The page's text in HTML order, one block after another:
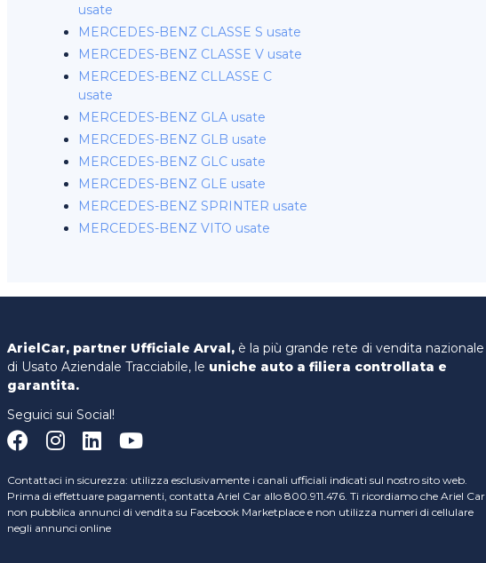
usate
MERCEDES-BENZ CLASSE S usate
MERCEDES-BENZ CLASSE V usate
MERCEDES-BENZ CLLASSE C
usate
MERCEDES-BENZ GLA usate
MERCEDES-BENZ GLB usate
MERCEDES-BENZ GLC usate
MERCEDES-BENZ GLE usate
MERCEDES-BENZ SPRINTER usate
MERCEDES-BENZ VITO usate
ArielCar, partner Ufficiale Arval, è la più grande rete di vendita nazionale
di Usato Aziendale Tracciabile, le uniche auto a filiera controllata e
garantita.
Seguici sui Social!
Contattaci in sicurezza: utilizza esclusivamente i canali ufficiali indicati sul nostro sito web.
Prima di effettuare pagamenti, contatta Ariel Car allo 800.911.476. Ti ricordiamo che Ariel Car
non pubblica annunci di vendita su Facebook Marketplace e non utilizza numeri di cellulare
negli annunci online